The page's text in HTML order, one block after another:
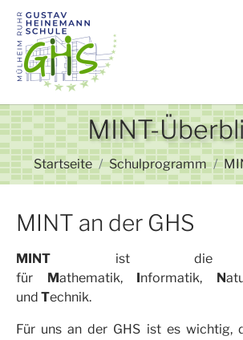
Zum Hauptinhalt springen
MINT-
Sie sind hier:
Startseite Schulprogramm
MINT an der GHS
MINT ist die
für Mathematik, Informatik, N
und Technik.
Für uns an der GHS ist es wichtig,